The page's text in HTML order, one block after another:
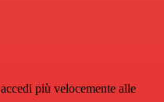
più velocemente alle